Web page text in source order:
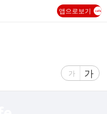
앱으로보기
글
가
글
자
가